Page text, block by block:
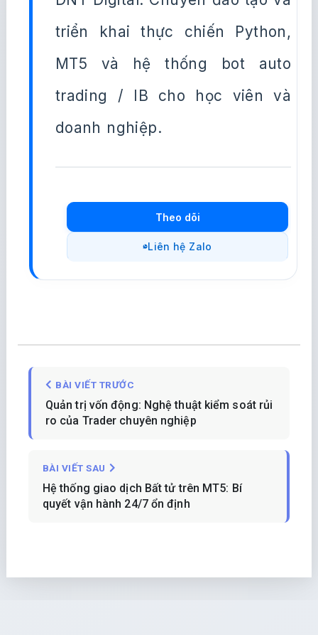
triển khai thực chiến Python,
MT5 và hệ thống bot auto
trading / IB cho học viên và
doanh nghiệp.
Theo dõi
Liên hệ Zalo
BÀI VIẾT TRƯỚC
Quản trị vốn động: Nghệ thuật kiểm soát rủi
ro của Trader chuyên nghiệp
BÀI VIẾT SAU
Hệ thống giao dịch Bất tử trên MT5: Bí
quyết vận hành 24/7 ổn định